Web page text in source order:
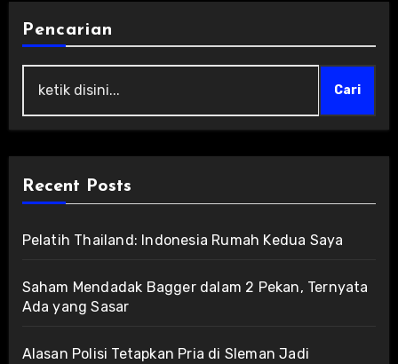
Pencarian
Cari
Recent Posts
Pelatih Thailand: Indonesia Rumah Kedua Saya
Saham Mendadak Bagger dalam 2 Pekan, Ternyata
Ada yang Sasar
Alasan Polisi Tetapkan Pria di Sleman Jadi